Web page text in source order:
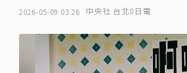
2026-05-09 03:26 中央社 台北8日電